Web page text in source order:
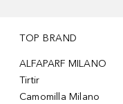
TOP BRAND
ALFAPARF MILANO
Tirtir
Camomilla Milano